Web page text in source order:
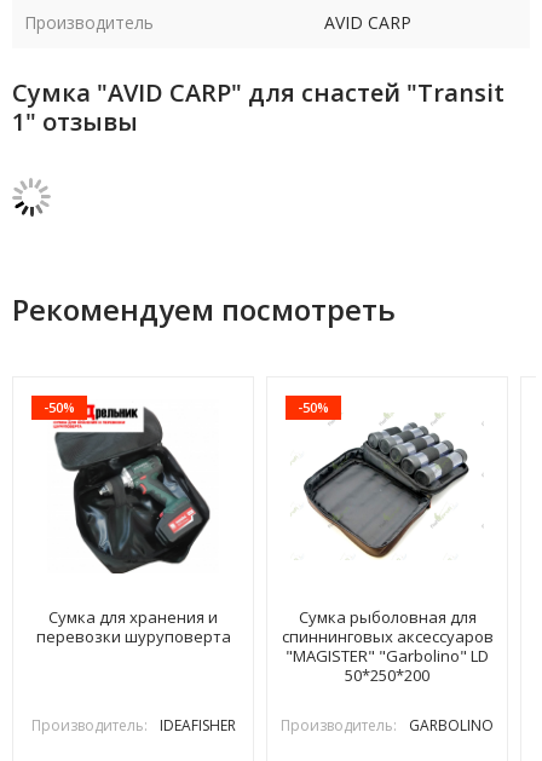
Производитель AVID CARP
Сумка "AVID CARP" для снастей "Transit
1" отзывы
Рекомендуем посмотреть
-50%
Сумка для хранения и
перевозки шуруповерта
Производитель: IDEAFISHER
-50%
Сумка рыболовная для
спиннинговых аксессуаров
"MAGISTER" "Garbolino" LD
50*250*200
Производитель: GARBOLINO